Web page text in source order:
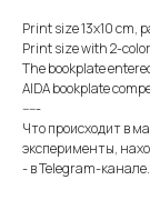
Print size 13x10 cm,
Print size with 2-
The bookplate
AIDA bookplate
-----
Что происходит в
эксперименты,
- в Telegram-канале.